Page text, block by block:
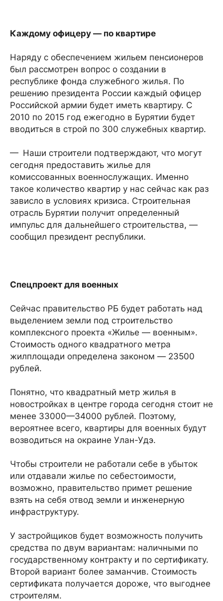
Каждому офицеру — по квартире
Наряду с обеспечением жильем пенсионеров
был рассмотрен вопрос о создании в
республике фонда служебного жилья. По
решению президента России каждый офицер
Российской армии будет иметь квартиру. С
2010 по 2015 год ежегодно в Бурятии будет
вводиться в строй по 300 служебных квартир.
— Наши строители подтверждают, что могут
сегодня предоставить жилье для
комиссованных военно­служащих. Именно
такое количество квартир у нас сейчас как раз
зависло в условиях кризиса. Строительная
отрасль Бурятии получит определенный
импульс для дальнейшего строительства, —
сообщил президент республики.
Спецпроект для военных
Сейчас правительство РБ будет работать над
выделением земли под строительство
комплексного проекта «Жилье — военным».
Стоимость одного квадратного метра
жилплощади определена законом — 23500
рублей.
Понятно, что квадратный метр жилья в
новостройках в центре города сегодня стоит не
менее 33000—34000 рублей. Поэтому,
вероятнее всего, квартиры для военных будут
возводиться на окраине Улан-Удэ.
Чтобы строители не работали себе в убыток
или отдавали жилье по себестоимости,
возможно, правительство примет решение
взять на себя отвод земли и инженерную
инфраструктуру.
У застройщиков будет возможность получить
средства по двум вариантам: наличными по
государственному контракту и по сертификату.
Второй вариант более заманчив. Стоимость
сертификата получается дороже, что выгоднее
строителям.